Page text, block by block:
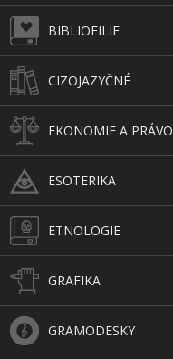
BIBLIOFILIE
CIZOJAZYČNÉ
EKONOMIE A PRÁVO
ESOTERIKA
ETNOLOGIE
GRAFIKA
GRAMODESKY